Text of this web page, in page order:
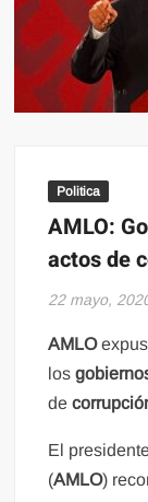
Politica
AMLO:
actos de
22 mayo,
AMLO
los
de
El
(AMLO)